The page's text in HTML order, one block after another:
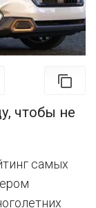
чтобы не
самых